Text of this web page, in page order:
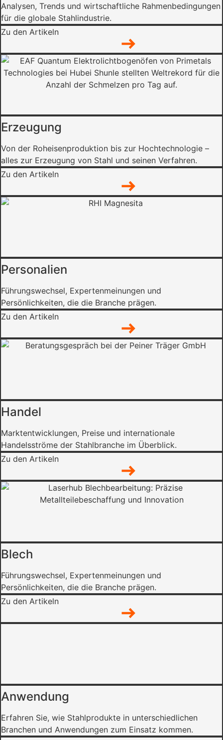
Analysen, Trends und wirtschaftliche Rahmenbedingungen
für die globale Stahlindustrie.
Zu den Artikeln
Erzeugung
Von der Roheisenproduktion bis zur Hochtechnologie –
alles zur Erzeugung von Stahl und seinen Verfahren.
Zu den Artikeln
Personalien
Führungswechsel, Expertenmeinungen und
Persönlichkeiten, die die Branche prägen.
Zu den Artikeln
Handel
Marktentwicklungen, Preise und internationale
Handelsströme der Stahlbranche im Überblick.
Zu den Artikeln
Blech
Führungswechsel, Expertenmeinungen und
Persönlichkeiten, die die Branche prägen.
Zu den Artikeln
Anwendung
Erfahren Sie, wie Stahlprodukte in unterschiedlichen
Branchen und Anwendungen zum Einsatz kommen.